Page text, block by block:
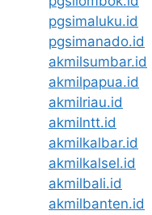
pgsimaluku.id
pgsimanado.id
akmilsumbar.id
akmilpapua.id
akmilriau.id
akmilntt.id
akmilkalbar.id
akmilkalsel.id
akmilbali.id
akmilbanten.id